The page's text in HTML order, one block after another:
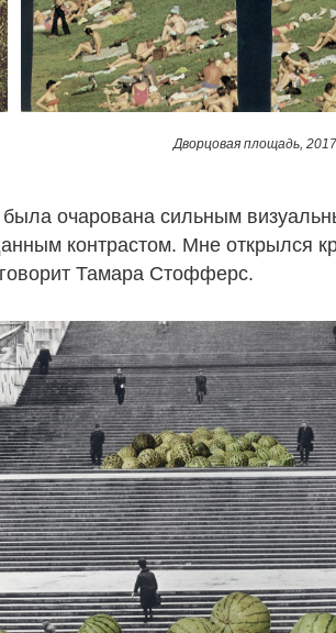
Дворцовая площадь, 2017
очарована сильным
контрастом. Мне открылся
Тамара Стофферс.